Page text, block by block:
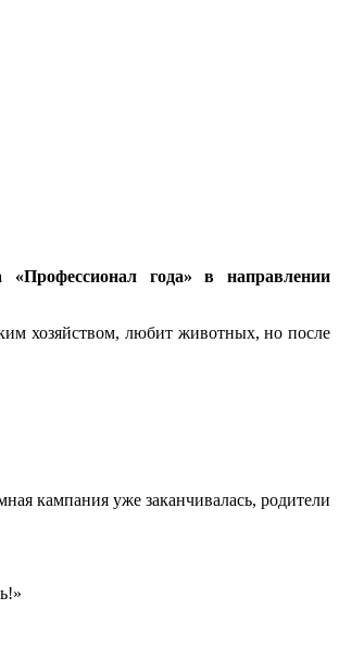
года» в направлении
хозяйством, любит животных, но после
кампания уже заканчивалась, родители